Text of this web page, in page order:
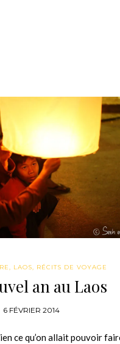
, LAOS, RÉCITS DE VOYAGE
an au Laos
6 FÉVRIER 2014
ce qu’on allait pouvoir